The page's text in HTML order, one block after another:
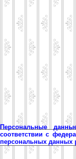
Персональные
соответствии с
персональных